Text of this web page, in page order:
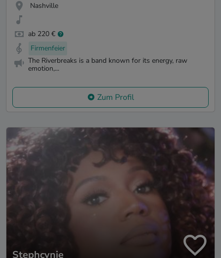
Nashville
ab 220 €
Firmenfeier
The Riverbreaks is a band known for its energy, raw
emotion,...
Zum Profil
Stephcynie